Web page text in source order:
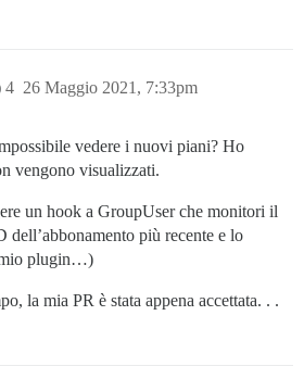
26 Maggio 2021, 7:33pm
4
vedere i nuovi piani? Ho
vengono visualizzati.
un hook a GroupUser che monitori il
dell’abbonamento più recente e lo
plugin…)
la mia PR è stata appena accettata. . .